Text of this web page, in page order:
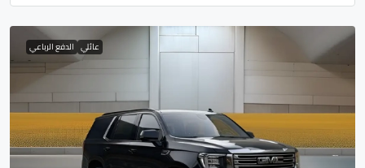
عائلي الدفع الرباعي